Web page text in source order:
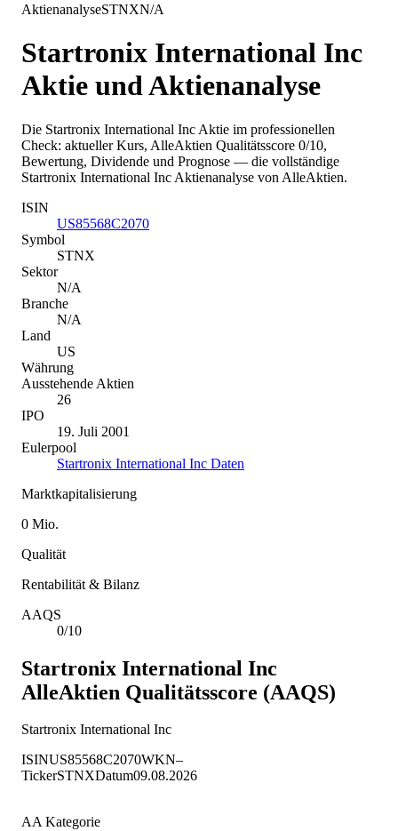
AktienanalyseSTNXN/A
Startronix International Inc
Aktie und Aktienanalyse
Die Startronix International Inc Aktie im professionellen
Check: aktueller Kurs, AlleAktien Qualitätsscore 0/10,
Bewertung, Dividende und Prognose — die vollständige
Startronix International Inc Aktienanalyse von AlleAktien.
ISIN
US85568C2070
Symbol
STNX
Sektor
N/A
Branche
N/A
Land
US
Währung
Ausstehende Aktien
26
IPO
19. Juli 2001
Eulerpool
Startronix International Inc Daten
Marktkapitalisierung
0 Mio.
Qualität
Rentabilität & Bilanz
AAQS
0/10
Startronix International Inc
AlleAktien Qualitätsscore (AAQS)
Startronix International Inc
ISINUS85568C2070WKN–
TickerSTNXDatum09.08.2026
AA Kategorie